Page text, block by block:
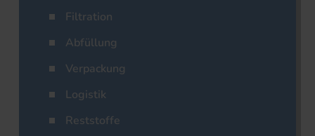
Filtration
Abfüllung
Verpackung
Logistik
Reststoffe